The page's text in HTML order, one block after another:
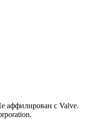
аффилирован с Valve.